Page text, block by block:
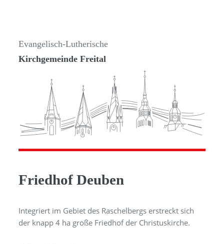
Evangelisch-Lutherische
Kirchgemeinde Freital
Friedhof Deuben
Integriert im Gebiet des Raschelbergs erstreckt sich
der knapp 4 ha große Friedhof der Christus­kirche.